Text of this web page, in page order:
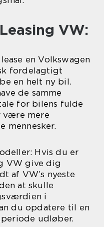
VW:
en Volkswagen
fordelagtigt
en helt ny bil.
de samme
for bilens fulde
mere
mennesker.
Hvis du er
VW give dig
af VW’s nyeste
at skulle
i
du opdatere til en
udløber.